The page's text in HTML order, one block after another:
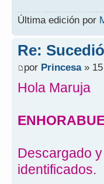
Última edición por
Re:
por Princesa» 15
Hola Maruja
Descargado
identificados.